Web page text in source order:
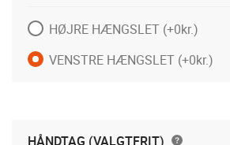
HØJRE HÆNGSLET (+0kr.)
VENSTRE HÆNGSLET (+0kr.)
HÅNDTAG (VALGTFRIT)